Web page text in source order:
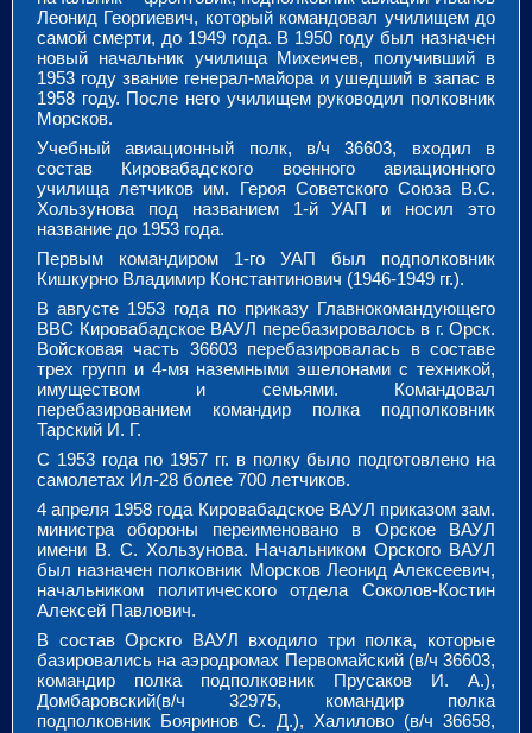
Леонид Георгиевич, который командовал училищем до
самой смерти, до 1949 года. В 1950 году был назначен
новый начальник училища Михеичев, получивший в
1953 году звание генерал-майора и ушедший в запас в
1958 году. После него училищем руководил полковник
Морсков.
Учебный авиационный полк, в/ч 36603, входил в
состав Кировабадского военного авиационного
училища летчиков им. Героя Советского Союза В.С.
Хользунова под названием 1-й УАП и носил это
название до 1953 года.
Первым командиром 1-го УАП был подполковник
Кишкурно Владимир Константинович (1946-1949 гг.).
В августе 1953 года по приказу Главнокомандующего
ВВС Кировабадское ВАУЛ перебазировалось в г. Орск.
Войсковая часть 36603 перебазировалась в составе
трех групп и 4-мя наземными эшелонами с техникой,
имуществом и семьями. Командовал
перебазированием командир полка подполковник
Тарский И. Г.
С 1953 года по 1957 гг. в полку было подготовлено на
самолетах Ил-28 более 700 летчиков.
4 апреля 1958 года Кировабадское ВАУЛ приказом зам.
министра обороны переименовано в Орское ВАУЛ
имени В. С. Хользунова. Начальником Орского ВАУЛ
был назначен полковник Морсков Леонид Алексеевич,
начальником политического отдела Соколов-Костин
Алексей Павлович.
В состав Орскго ВАУЛ входило три полка, которые
базировались на аэродромах Первомайский (в/ч 36603,
командир полка подполковник Прусаков И. А.),
Домбаровский(в/ч 32975, командир полка
подполковник Бояринов С. Д.), Халилово (в/ч 36658,